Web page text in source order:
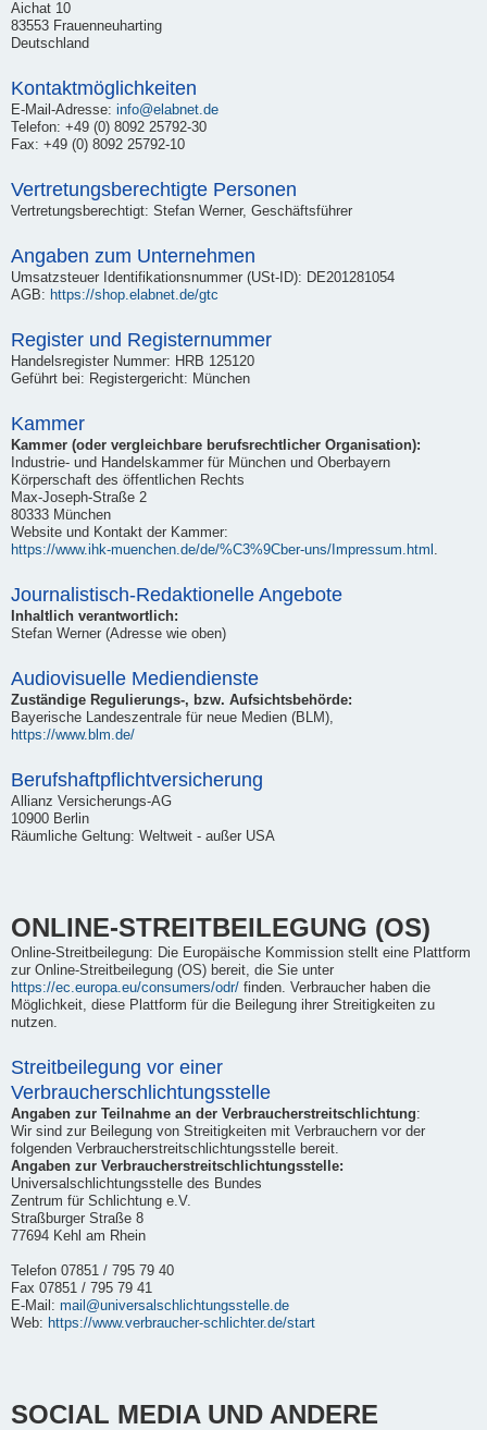
Aichat 10
83553 Frauenneuharting
Deutschland
Kontaktmöglichkeiten
E-Mail-Adresse: info@elabnet.de
Telefon: +49 (0) 8092 25792-30
Fax: +49 (0) 8092 25792-10
Vertretungsberechtigte Personen
Vertretungsberechtigt: Stefan Werner, Geschäftsführer
Angaben zum Unternehmen
Umsatzsteuer Identifikationsnummer (USt-ID): DE201281054
AGB: https://shop.elabnet.de/gtc
Register und Registernummer
Handelsregister Nummer: HRB 125120
Geführt bei: Registergericht: München
Kammer
Kammer (oder vergleichbare berufsrechtlicher Organisation):
Industrie- und Handelskammer für München und Oberbayern
Körperschaft des öffentlichen Rechts
Max-Joseph-Straße 2
80333 München
Website und Kontakt der Kammer:
https://www.ihk-muenchen.de/de/%C3%9Cber-uns/Impressum.html .
Journalistisch-Redaktionelle Angebote
Inhaltlich verantwortlich:
Stefan Werner (Adresse wie oben)
Audiovisuelle Mediendienste
Zuständige Regulierungs-, bzw. Aufsichtsbehörde:
Bayerische Landeszentrale für neue Medien (BLM),
https://www.blm.de/
Berufshaftpflichtversicherung
Allianz Versicherungs-AG
10900 Berlin
Räumliche Geltung: Weltweit - außer USA
ONLINE-STREITBEILEGUNG (OS)
Online-Streitbeilegung: Die Europäische Kommission stellt eine Plattform
zur Online-Streitbeilegung (OS) bereit, die Sie unter
https://ec.europa.eu/consumers/odr/ finden. Verbraucher haben die
Möglichkeit, diese Plattform für die Beilegung ihrer Streitigkeiten zu
nutzen.
Streitbeilegung vor einer
Verbraucherschlichtungsstelle
Angaben zur Teilnahme an der Verbraucherstreitschlichtung:
Wir sind zur Beilegung von Streitigkeiten mit Verbrauchern vor der
folgenden Verbraucherstreitschlichtungsstelle bereit.
Angaben zur Verbraucherstreitschlichtungsstelle:
Universalschlichtungsstelle des Bundes
Zentrum für Schlichtung e.V.
Straßburger Straße 8
77694 Kehl am Rhein
Telefon 07851 / 795 79 40
Fax 07851 / 795 79 41
E-Mail: mail@universalschlichtungsstelle.de
Web: https://www.verbraucher-schlichter.de/start
SOCIAL MEDIA UND ANDERE